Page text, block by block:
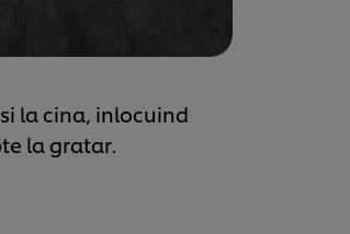
la cina, inlocuind
la gratar.